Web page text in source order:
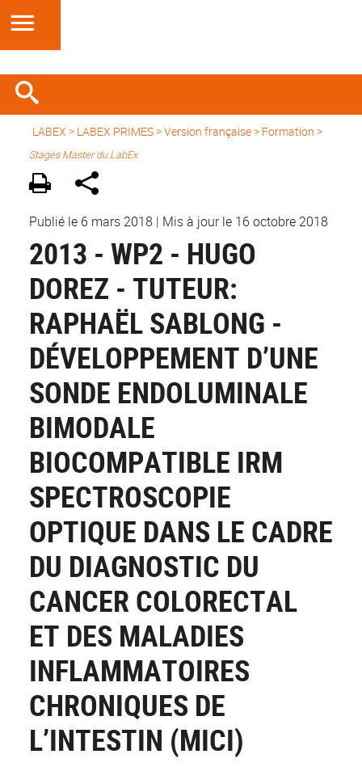
LABEX > LABEX PRIMES>Version française> Formation >
Stages Master du LabEx
Publié le 6 mars 2018 | Mis à jour le 16 octobre 2018
2013 - WP2 - HUGO
DOREZ - TUTEUR:
RAPHAËL SABLONG -
DÉVELOPPEMENT D’UNE
SONDE ENDOLUMINALE
BIMODALE
BIOCOMPATIBLE IRM
SPECTROSCOPIE
OPTIQUE DANS LE CADRE
DU DIAGNOSTIC DU
CANCER COLORECTAL
ET DES MALADIES
INFLAMMATOIRES
CHRONIQUES DE
L’INTESTIN (MICI)